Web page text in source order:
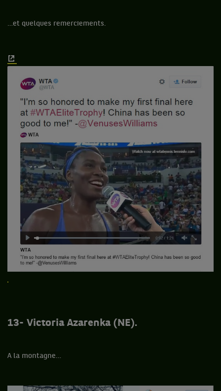
…et quelques remerciements.
13- Victoria Azarenka (NE).
A la montagne…